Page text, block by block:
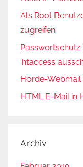
Als Root
zugreifen
Passwortschutz
.htaccess
Horde-
HTML E-Mail in
Archiv